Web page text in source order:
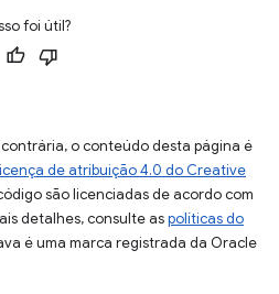
foi útil?
o conteúdo desta página é
de atribuição 4.0 do Creative
são licenciadas de acordo com
detalhes, consulte aspolíticas do
é uma marca registrada da Oracle